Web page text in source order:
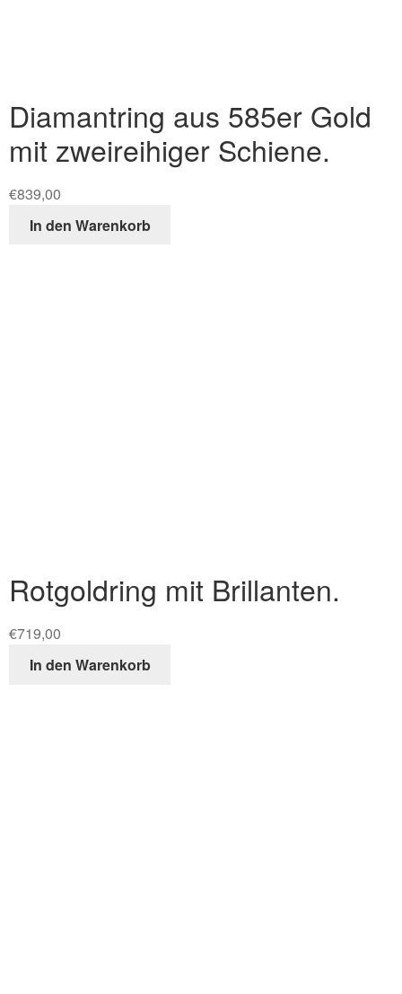
Diamantring aus 585er Gold
mit zweireihiger Schiene.
€839,00
In den Warenkorb
Rotgoldring mit Brillanten.
€719,00
In den Warenkorb